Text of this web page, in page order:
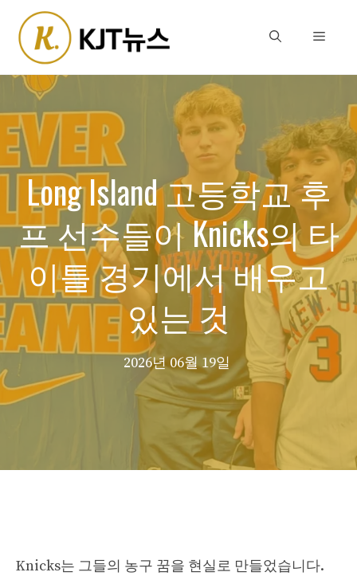
content
Menu
Long Island 고등학교 후
프 선수들이 Knicks의 타
이틀 경기에서 배우고
있는 것
2026년 06월 19일
Knicks는 그들의 농구 꿈을 현실로 만들었습니다.